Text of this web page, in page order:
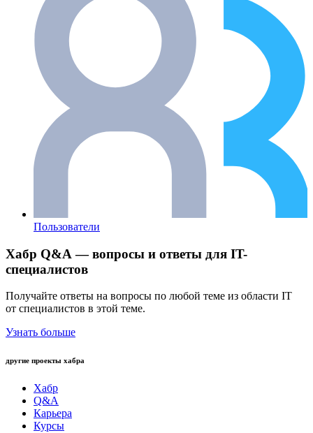
Пользователи
Хабр Q&A — вопросы и ответы для IT-
специалистов
Получайте ответы на вопросы по любой теме из области IT
от специалистов в этой теме.
Узнать больше
другие проекты хабра
Хабр
Q&A
Карьера
Курсы